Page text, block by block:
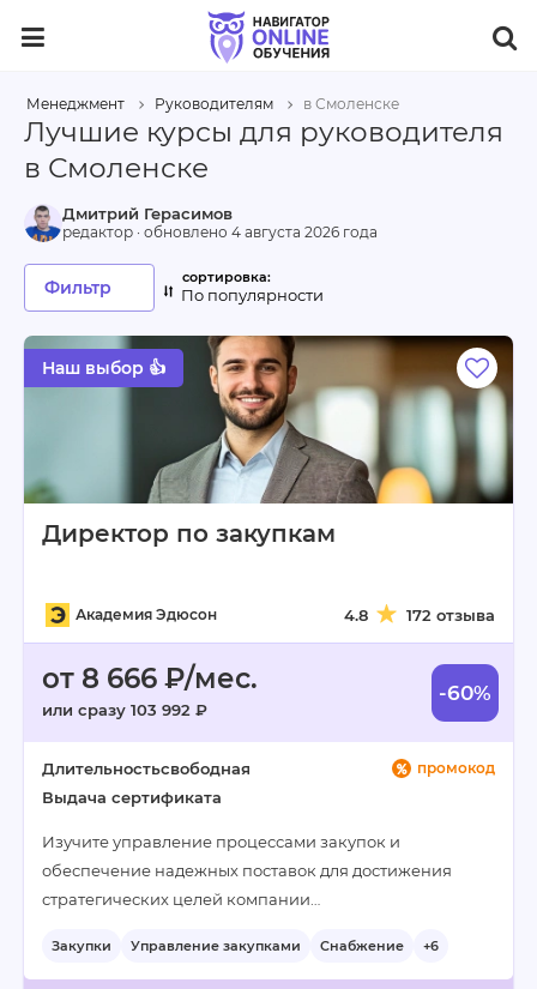
Менеджмент Руководителям в Смоленске
Лучшие курсы для руководителя
в Смоленске
Директор по закупкам
Академия Эдюсон 4.8 172 отзыва
от 8 666 ₽/мес.
или сразу 103 992 ₽
-60%
промокод
Длительностьсвободная
Выдача сертификата
Изучите управление процессами закупок и
обеспечение надежных поставок для достижения
стратегических целей компании…
Закупки Управление закупками Снабжение +6
Наш выбор 👍
Дмитрий Герасимов
редактор · обновлено 4 августа 2026 года
Фильтр По популярности